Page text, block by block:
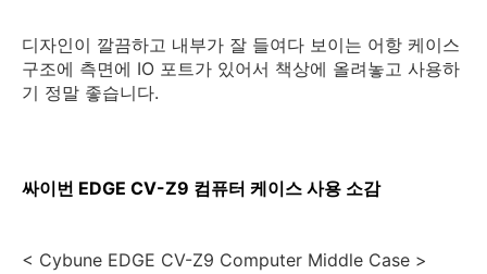
디자인이 깔끔하고 내부가 잘 들여다 보이는 어항 케이스
구조에 측면에 IO 포트가 있어서 책상에 올려놓고 사용하
기 정말 좋습니다.
싸이번 EDGE CV-Z9 컴퓨터 케이스 사용 소감
< Cybune EDGE CV-Z9 Computer Middle Case >